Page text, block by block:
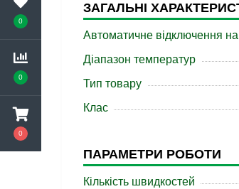
0
0
0
ЗАГАЛЬНІ
Автоматичне відключення
Діапазон температур
Тип товару
Клас
ПАРАМЕТРИ РОБОТИ
Кількість швидкостей